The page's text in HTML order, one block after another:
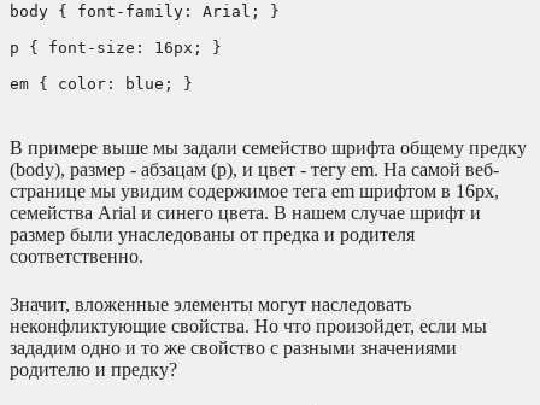
body { font-family: Arial; }
p { font-size: 16px; }
em { color: blue; }
В примере выше мы задали семейство шрифта общему предку
(body), размер - абзацам (p), и цвет - тегу em. На самой веб-
странице мы увидим содержимое тега em шрифтом в 16px,
семейства Arial и синего цвета. В нашем случае шрифт и
размер были унаследованы от предка и родителя
соответственно.
Значит, вложенные элементы могут наследовать
неконфликтующие свойства. Но что произойдет, если мы
зададим одно и то же свойство с разными значениями
родителю и предку?